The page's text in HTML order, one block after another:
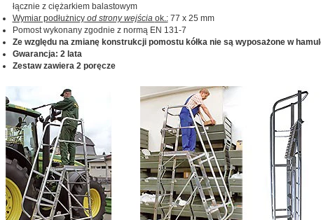
łącznie z ciężarkiem balastowym
Wymiar podłużnicyod strony wejścia ok.:77 x 25 mm
Pomost wykonany zgodnie z normą EN 131-7
Ze względu na zmianę konstrukcji pomostu kółka nie są wyposażone w
Gwarancja: 2 lata
Zestaw zawiera 2 poręcze